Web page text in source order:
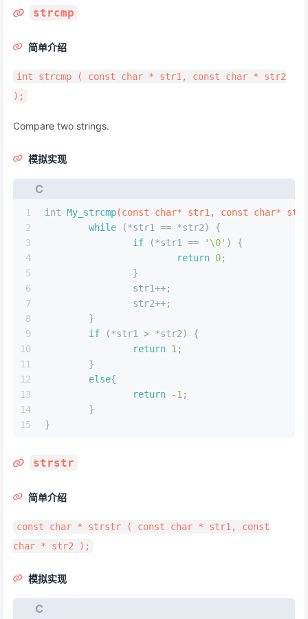
strcmp
简单介绍
int strcmp ( const char * str1, const char * str2
);
Compare two strings.
模拟实现
C
1
2
3
4
5
6
7
8
9
10
11
12
13
14
15
int My_strcmp(const char* str1, const char*
while (*str1 == *str2) {
if (*str1 == '\0' ) {
return 0;
		}
		str1++;
		str2++;
	}
if (*str1 > *str2) {
return 1;
	}
else{
return
-1;
	}
}
strstr
简单介绍
const char * strstr ( const char * str1, const
char * str2 );
模拟实现
C